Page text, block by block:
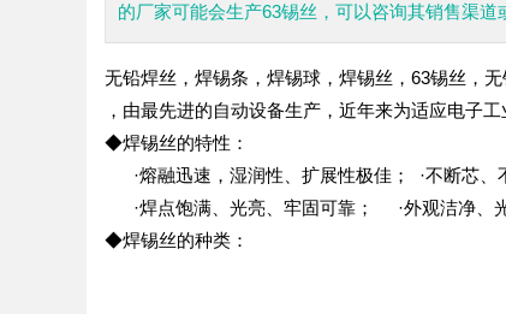
的厂家可能会生产63锡丝，可以咨询其销售渠道
无铅焊丝，焊锡条，焊锡球，焊锡丝，63锡丝，
，由最先进的自动设备生产，近年来为适应电子
◆焊锡丝的特性：
·熔融迅速，湿润性、扩展性极佳； ·不断芯、
·焊点饱满、光亮、牢固可靠； ·外观洁净、
◆焊锡丝的种类：